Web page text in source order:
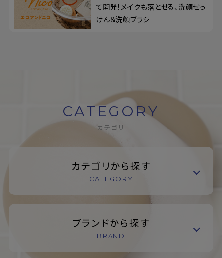
て開発！メイクも落とせる、洗顔せっ
けん＆洗顔ブラシ
CATEGORY
カテゴリ
カテゴリから探す
CATEGORY
ブランドから探す
BRAND